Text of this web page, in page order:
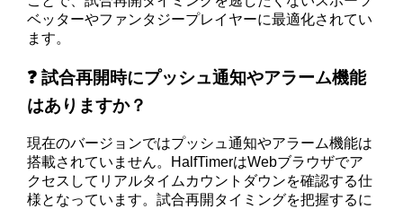
ベッターやファンタジープレイヤーに最適化されてい
ます。
❓ 試合再開時にプッシュ通知やアラーム機能
はありますか？
現在のバージョンではプッシュ通知やアラーム機能は
搭載されていません。HalfTimerはWebブラウザでア
クセスしてリアルタイムカウントダウンを確認する仕
様となっています。試合再開タイミングを把握するに